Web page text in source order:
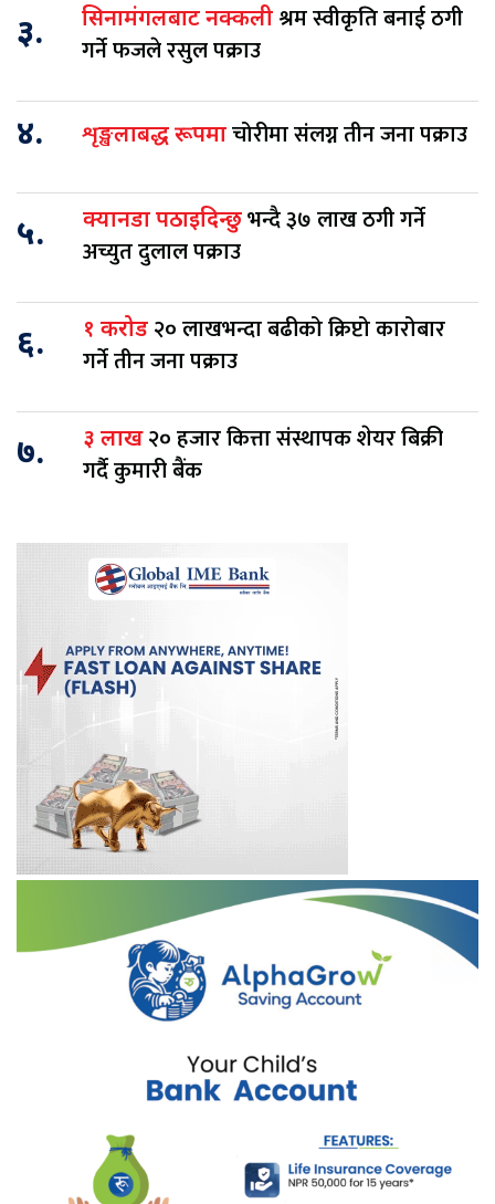
३. सिनामंगलबाट नक्कलीश्रम स्वीकृति बनाई ठगी
गर्ने फजले रसुल पक्राउ
४. शृङ्खलाबद्ध रूपमाचोरीमा संलग्न तीन जना पक्राउ
५. क्यानडा पठाइदिन्छुभन्दै ३७ लाख ठगी गर्ने
अच्युत दुलाल पक्राउ
६. १ करोड २० लाखभन्दा बढीको क्रिप्टो कारोबार
गर्ने तीन जना पक्राउ
७. ३ लाख२० हजार कित्ता संस्थापक शेयर बिक्री
गर्दै कुमारी बैंक